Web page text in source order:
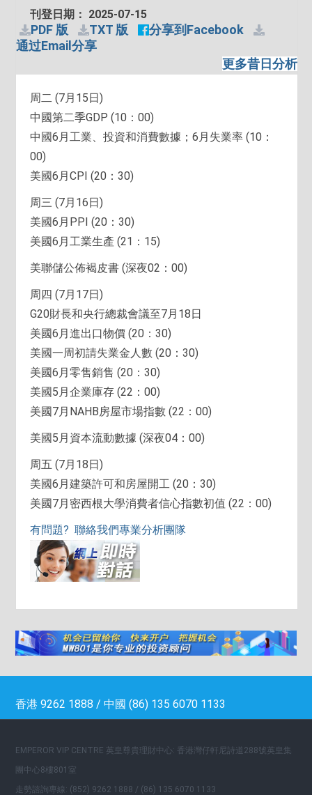
刊登日期： 2025-07-15
PDF 版 TXT 版
分享到Facebook
通过Email分享
更多昔日分析
周二 (7月15日)
中國第二季GDP (10：00)
中國6月工業、投資和消費數據；6月失業率 (10：
00)
美國6月CPI (20：30)
周三 (7月16日)
美國6月PPI (20：30)
美國6月工業生產 (21：15)
美聯儲公佈褐皮書 (深夜02：00)
周四 (7月17日)
G20財長和央行總裁會議至7月18日
美國6月進出口物價 (20：30)
美國一周初請失業金人數 (20：30)
美國6月零售銷售 (20：30)
美國5月企業庫存 (22：00)
美國7月NAHB房屋市場指數 (22：00)
美國5月資本流動數據 (深夜04：00)
周五 (7月18日)
美國6月建築許可和房屋開工 (20：30)
美國7月密西根大學消費者信心指數初值 (22：00)
有問題? 聯絡我們專業分析團隊
香港 9262 1888 / 中國 (86) 135 6070 1133
EMPEROR VIP CENTRE 英皇尊貴理財中心: 香港灣仔軒尼詩道288號英皇集
團中心8樓801室
走勢諮詢專線: (852) 9262 1888 / (86) 135 6070 1133